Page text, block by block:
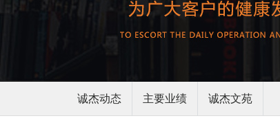
诚杰动态 主要业绩 诚杰文苑